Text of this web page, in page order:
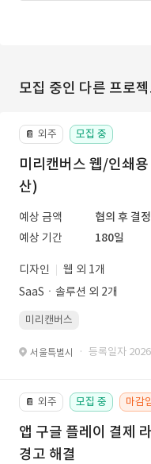
모집 중인 다른 프로
📔 외주 모집 중
미리캔버스 웹/인쇄
산)
예상 금액
협의 후 결정
예상 기간
180일
디자인
웹 외 1개
SaaSㆍ솔루션 외 2개
미리캔버스
서울특별시 · 등록일자
📔 외주 모집 중 마감
앱 구글 플레이 결제
경고 해결